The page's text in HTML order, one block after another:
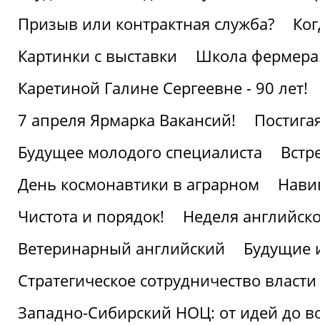
Призыв или контрактная служба?
Картинки с выставки
Школа
Каретиной Галине Сергеевне - 90 лет!
7 апреля Ярмарка Вакансий!
Будущее молодого специалиста
День космонавтики в аграрном
Чистота и порядок!
Неделя
Ветеринарный английский
Будущие
Стратегическое сотрудничество
Западно-Сибирский НОЦ: от идей до